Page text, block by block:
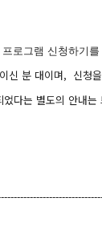
로그램 신청하기
신 분 대이며, 신청
었다는 별도의 안내